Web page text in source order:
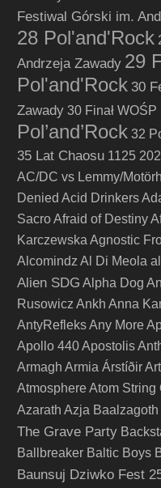
Festiwal Górski im.
28 Pol'and'Rock
Andrzeja Zawady 29
Pol'and'Rock 30
Zawady 30 Finał WOŚP
Pol’and’Rock 32
35 Lat Chaosu 1125
AC/DC vs Lemmy/
Denied Acid Drinkers
SacroAfraid of Destiny
Karczewska Agnostic
Alcomindz Al Di Meola
Alien SDG Alpha Dog
Rusowicz Ankh Anna
AntyRefleksAny More
Apollo 440Apostolis
Armagh Armia Árstíðir
AtmosphereAtom String
Azarath Azja Baalzagoth
The Grave Party
Ballbreaker Baltic Boys
Baunsuj Dziwko Fest